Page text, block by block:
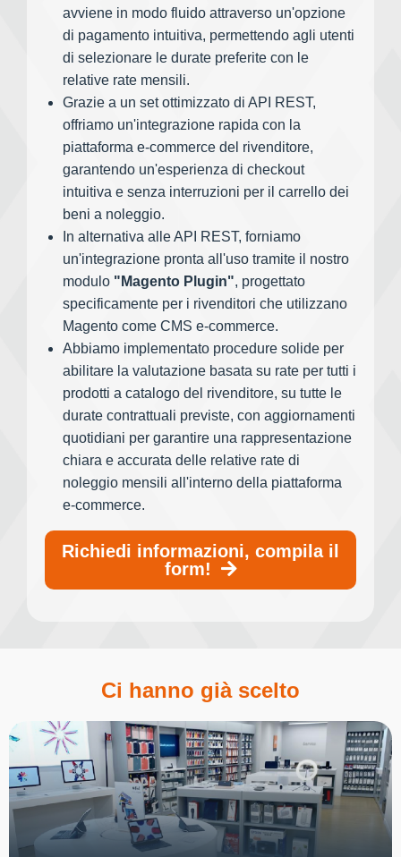
avviene in modo fluido attraverso un'opzione
di pagamento intuitiva, permettendo agli utenti
di selezionare le durate preferite con le
relative rate mensili.
Grazie a un set ottimizzato di API REST,
offriamo un'integrazione rapida con la
piattaforma e-commerce del rivenditore,
garantendo un'esperienza di checkout
intuitiva e senza interruzioni per il carrello dei
beni a noleggio.
In alternativa alle API REST, forniamo
un'integrazione pronta all'uso tramite il nostro
modulo "Magento Plugin", progettato
specificamente per i rivenditori che utilizzano
Magento come CMS e-commerce.
Abbiamo implementato procedure solide per
abilitare la valutazione basata su rate per tutti i
prodotti a catalogo del rivenditore, su tutte le
durate contrattuali previste, con aggiornamenti
quotidiani per garantire una rappresentazione
chiara e accurata delle relative rate di
noleggio mensili all'interno della piattaforma
e-commerce.
Richiedi informazioni, compila il
form!
Ci hanno già scelto